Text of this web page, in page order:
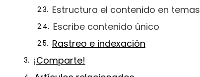
Estructura el contenido en temas
Escribe contenido único
Rastreo e indexación
¡Comparte!